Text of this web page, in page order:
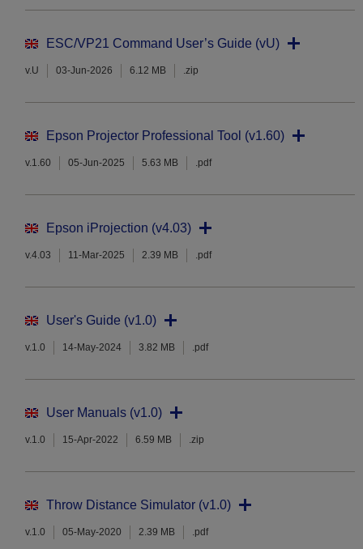
ESC/VP21 Command User’s Guide (vU)
v.U 03-Jun-2026 6.12 MB .zip
Epson Projector Professional Tool (v1.60)
v.1.60 05-Jun-2025 5.63 MB .pdf
Epson iProjection (v4.03)
v.4.03 11-Mar-2025 2.39 MB .pdf
User's Guide (v1.0)
v.1.0 14-May-2024 3.82 MB .pdf
User Manuals (v1.0)
v.1.0 15-Apr-2022 6.59 MB .zip
Throw Distance Simulator (v1.0)
v.1.0 05-May-2020 2.39 MB .pdf